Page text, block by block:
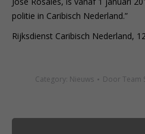
politie in Caribisch Nederland.”
Rijksdienst Caribisch Nederland,
Category: Nieuws Door Team